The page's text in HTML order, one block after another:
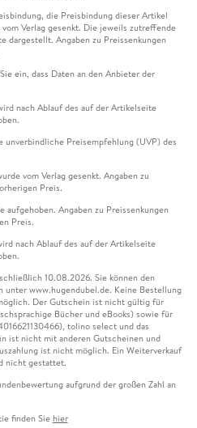
die Preisbindung dieser Artikel
Verlag gesenkt. Die jeweils zutreffende
dargestellt. Angaben zu Preissenkungen
ein, dass Daten an den Anbieter der
nach Ablauf des auf der Artikelseite
Preisempfehlung (UVP) des
vom Verlag gesenkt. Angaben zu
Preis.
Angaben zu Preissenkungen
Preis.
nach Ablauf des auf der Artikelseite
10.08.2026. Sie können den
www.hugendubel.de. Keine Bestellung
Der Gutschein ist nicht gültig für
Bücher und eBooks) sowie für
tolino select und das
ist nicht mit anderen Gutscheinen und
ist nicht möglich. Ein Weiterverkauf
nicht gestattet.
aufgrund der großen Zahl an
finden Sie hier